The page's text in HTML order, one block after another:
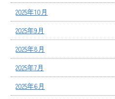
2025年10月
2025年9月
2025年8月
2025年7月
2025年6月